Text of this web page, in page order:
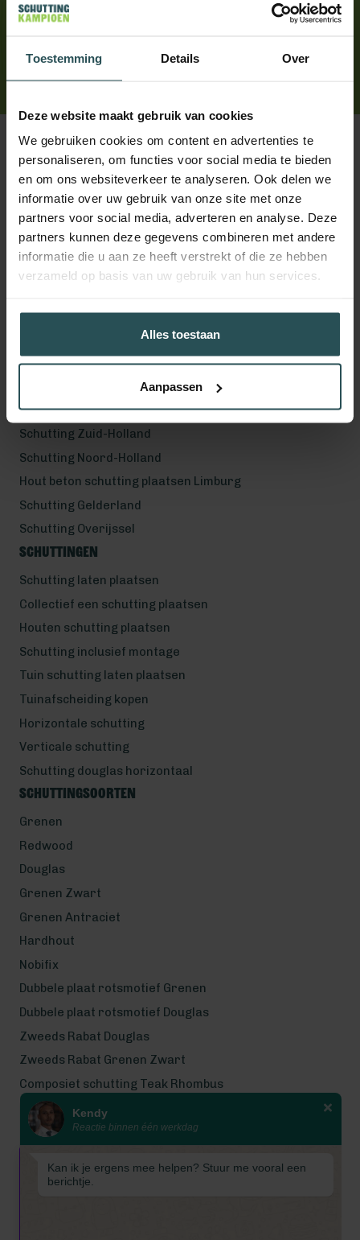
Toestemming Details Over
Deze website maakt gebruik van cookies
We gebruiken cookies om content en advertenties te
personaliseren, om functies voor social media te bieden
en om ons websiteverkeer te analyseren. Ook delen we
informatie over uw gebruik van onze site met onze
partners voor social media, adverteren en analyse. Deze
partners kunnen deze gegevens combineren met andere
informatie die u aan ze heeft verstrekt of die ze hebben
verzameld op basis van uw gebruik van hun services.
Alles toestaan
Aanpassen
Wij zijn even met bouwvak! Van 7
tot en met 16 augustus is
App ons
Handig toch?
Volg ons!
Hout beton schutting plaatsen Helmond
Hout beton schutting plaatsen Vught
Hout beton schutting plaatsen Den Bosch
Hout beton schutting plaatsen Uden
Schutting Noord-Brabant
Schutting Zuid-Holland
Schutting Noord-Holland
Hout beton schutting plaatsen Limburg
Schutting Gelderland
Schutting Overijssel
Schuttingen
Schutting laten plaatsen
Collectief een schutting plaatsen
Houten schutting plaatsen
Schutting inclusief montage
Tuin schutting laten plaatsen
Tuinafscheiding kopen
Horizontale schutting
Verticale schutting
Schutting douglas horizontaal
Schuttingsoorten
Grenen
Redwood
Douglas
Grenen Zwart
Grenen Antraciet
Hardhout
Nobifix
Dubbele plaat rotsmotief Grenen
Dubbele plaat rotsmotief Douglas
Zweeds Rabat Douglas
Zweeds Rabat Grenen Zwart
Composiet schutting Teak Rhombus
Wij werken met eerlijke
gecertificeerde houtsoorten
Kendy
Reactie binnen één werkdag
Kan ik je ergens mee helpen? Stuur me vooral een
berichtje.